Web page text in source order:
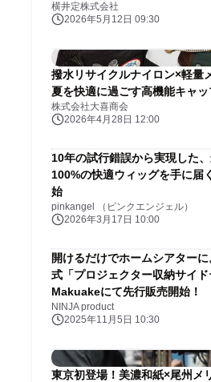
横井定株式会社
2026年5月12日 09:30
撥水リサイクルナイロン×軽量
夏を快適に過ごす高機能キャッ
株式会社大喜商会
2026年4月28日 12:00
10年の試行錯誤から実現した
100%の快適ウィッグを手に届
始
pinkangel （ピンクエンジェル）
2026年3月17日 10:00
開けるだけでホームシアター
式「プロジェクター収納サイド
Makuakeにて先行販売開始！
NINJA product
2025年11月5日 10:30
東京初登場！美濃和紙×尾州メ